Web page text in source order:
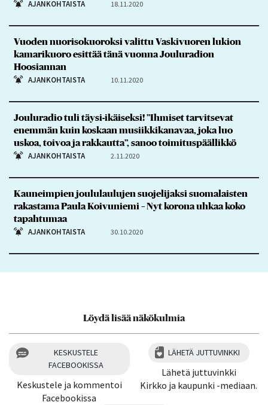
AJANKOHTAISTA 18.11.2020
Vuoden nuoriso­kuoroksi valittu Vaskivuoren lukion
kamarikuoro esittää tänä vuonna Jouluradion
Hoosiannan
AJANKOHTAISTA 10.11.2020
Jouluradio tuli täysi-ikäiseksi! ”Ihmiset tarvitsevat
enemmän kuin koskaan musiikkikanavaa, joka luo
uskoa, toivoa ja rakkautta”, sanoo toimituspäällikkö
AJANKOHTAISTA 2.11.2020
Kauneimpien joululaulujen suojelijaksi suomalaisten
rakastama Paula Koivuniemi – Nyt korona uhkaa koko
tapahtumaa
AJANKOHTAISTA 30.10.2020
Löydä lisää näkökulmia
KESKUSTELE
FACEBOOKISSA
Keskustele ja kommentoi
Facebookissa
LÄHETÄ JUTTUVINKKI
Lähetä juttuvinkki
Kirkko ja kaupunki -mediaan.